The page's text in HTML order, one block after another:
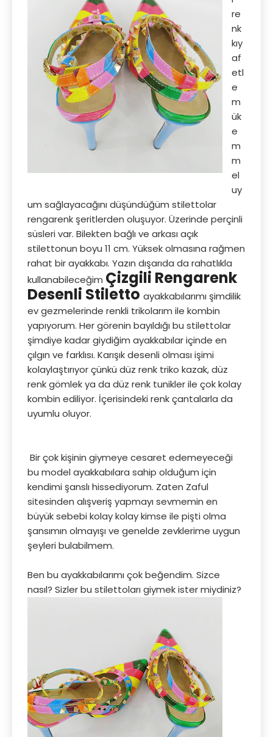
re
nk
kıy
af
etl
e
m
ük
e
m
m
el
uy
um sağlayacağını düşündüğüm stilettolar
rengarenk şeritlerden oluşuyor. Üzerinde perçinli
süsleri var. Bilekten bağlı ve arkası açık
stilettonun boyu 11 cm. Yüksek olmasına rağmen
rahat bir ayakkabı. Yazın dışarıda da rahatlıkla
kullanabileceğim Çizgili Rengarenk
Desenli Stiletto ayakkabılarımı şimdilik
ev gezmelerinde renkli trikolarım ile kombin
yapıyorum. Her görenin bayıldığı bu stilettolar
şimdiye kadar giydiğim ayakkabılar içinde en
çılgın ve farklısı. Karışık desenli olması işimi
kolaylaştırıyor çünkü düz renk triko kazak, düz
renk gömlek ya da düz renk tunikler ile çok kolay
kombin ediliyor. İçerisindeki renk çantalarla da
uyumlu oluyor.
Bir çok kişinin giymeye cesaret edemeyeceği
bu model ayakkabılara sahip olduğum için
kendimi şanslı hissediyorum. Zaten Zaful
sitesinden alışveriş yapmayı sevmemin en
büyük sebebi kolay kolay kimse ile pişti olma
şansımın olmayışı ve genelde zevklerime uygun
şeyleri bulabilmem.
Ben bu ayakkabılarımı çok beğendim. Sizce
nasıl? Sizler bu stilettoları giymek ister miydiniz?